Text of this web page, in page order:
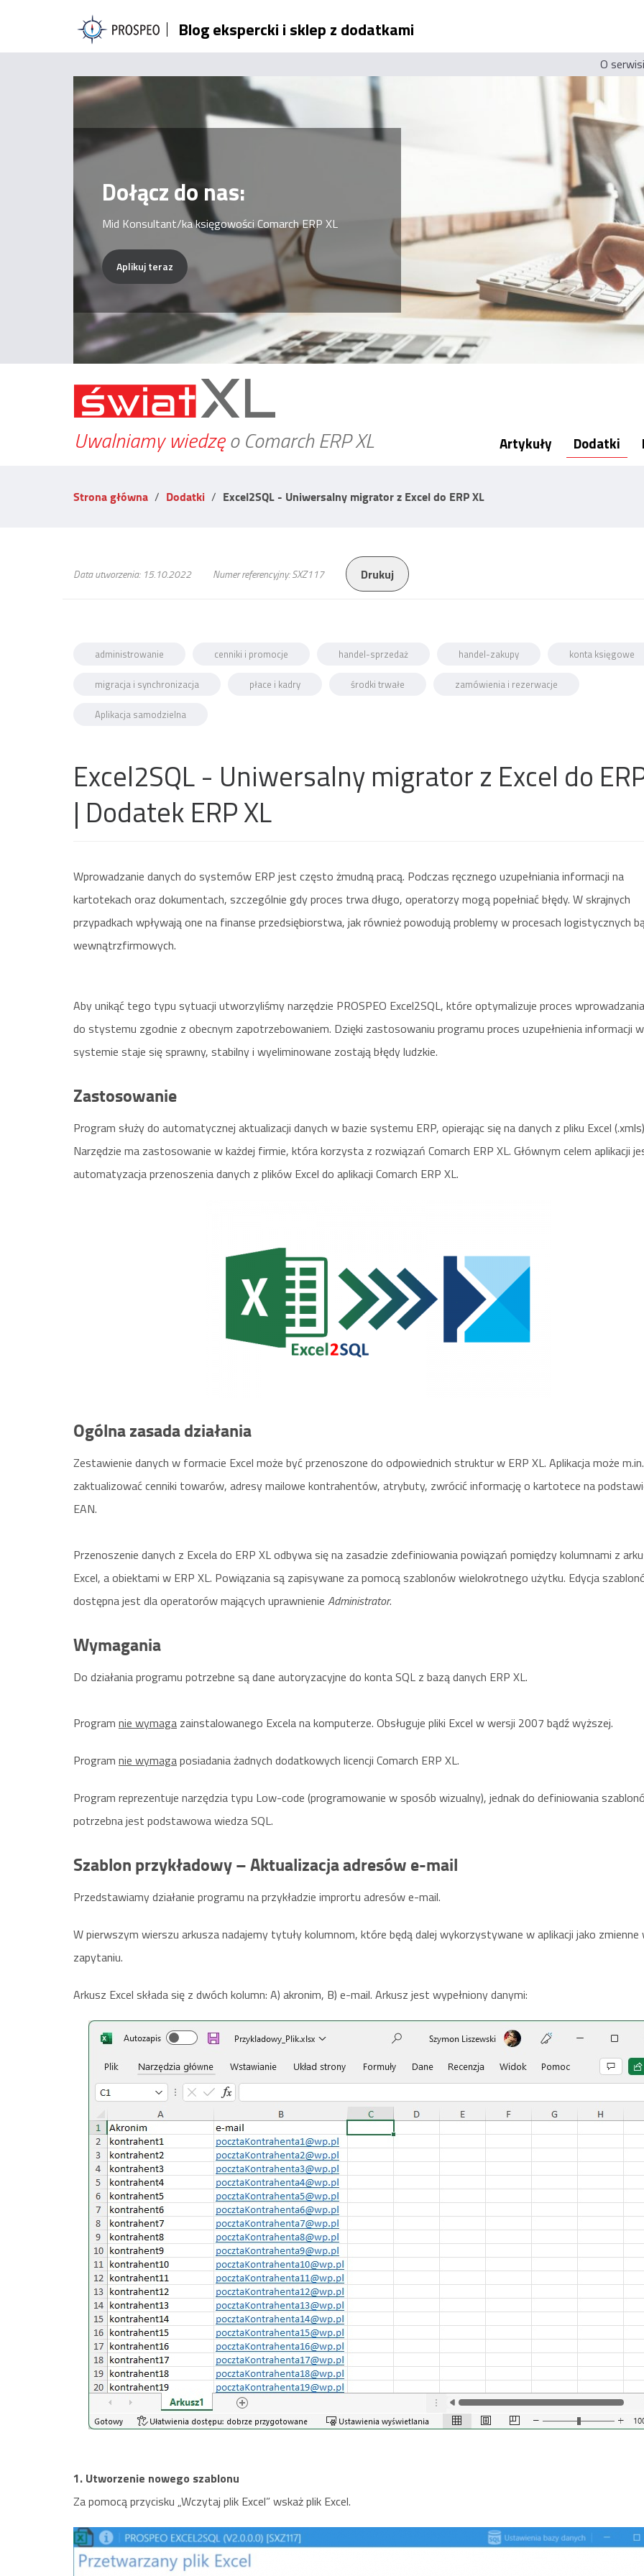
treści
Blog ekspercki i sklep z dodatkami
O
Dołącz do nas:
Mid Konsultant/ka księgowości Comarch ERP XL
Aplikuj teraz
Uwalniamy wiedzęo Comarch ERP XL Artykuły Dodatki
Strona główna Dodatki Excel2SQL - Uniwersalny migrator z Excel do ERP XL
Data utworzenia: 15.10.2022 Numer referencyjny: SXZ117 Drukuj
administrowanie cenniki i promocje handel-sprzedaż handel-zakupy konta księgowe
migracja i synchronizacja płace i kadry środki trwałe zamówienia i rezerwacje
Aplikacja samodzielna
Excel2SQL - Uniwersalny migrator z Excel do
| Dodatek ERP XL
Wprowadzanie danych do systemów ERP jest często żmudną pracą. Podczas ręcznego uzupełniania informacji na
kartotekach oraz dokumentach, szczególnie gdy proces trwa długo, operatorzy mogą popełniać błędy. W skrajnych
przypadkach wpływają one na finanse przedsiębiorstwa, jak również powodują problemy w procesach logistycznych
wewnątrzfirmowych.
Aby unikąć tego typu sytuacji utworzyliśmy narzędzie PROSPEO Excel2SQL, które optymalizuje proces
do stystemu zgodnie z obecnym zapotrzebowaniem. Dzięki zastosowaniu programu proces uzupełnienia informacji w
systemie staje się sprawny, stabilny i wyeliminowane zostają błędy ludzkie.
Zastosowanie
Program służy do automatycznej aktualizacji danych w bazie systemu ERP, opierając się na danych z pliku Excel
Narzędzie ma zastosowanie w każdej firmie, która korzysta z rozwiązań Comarch ERP XL. Głównym celem aplikacji
automatyzacja przenoszenia danych z plików Excel do aplikacji Comarch ERP XL.
Ogólna zasada działania
Zestawienie danych w formacie Excel może być przenoszone do odpowiednich struktur w ERP XL. Aplikacja może m.in.
zaktualizować cenniki towarów, adresy mailowe kontrahentów, atrybuty, zwrócić informację o kartotece na
EAN.
Przenoszenie danych z Excela do ERP XL odbywa się na zasadzie zdefiniowania powiązań pomiędzy kolumnami z
Excel, a obiektami w ERP XL. Powiązania są zapisywane za pomocą szablonów wielokrotnego użytku. Edycja
dostępna jest dla operatorów mających uprawnienie Administrator.
Wymagania
Do działania programu potrzebne są dane autoryzacyjne do konta SQL z bazą danych ERP XL.
Program nie wymaga zainstalowanego Excela na komputerze. Obsługuje pliki Excel w wersji 2007 bądź wyższej.
Program nie wymagaposiadania żadnych dodatkowych licencji Comarch ERP XL.
Program reprezentuje narzędzia typu Low-code (programowanie w sposób wizualny), jednak do definiowania
potrzebna jest podstawowa wiedza SQL.
Szablon przykładowy – Aktualizacja adresów e-mail
Przedstawiamy działanie programu na przykładzie imprortu adresów e-mail.
W pierwszym wierszu arkusza nadajemy tytuły kolumnom, które będą dalej wykorzystywane w aplikacji jako zmienne
zapytaniu.
Arkusz Excel składa się z dwóch kolumn: A) akronim, B) e-mail. Arkusz jest wypełniony danymi:
1. Utworzenie nowego szablonu
Za pomocą przycisku „Wczytaj plik Excel” wskaż plik Excel.